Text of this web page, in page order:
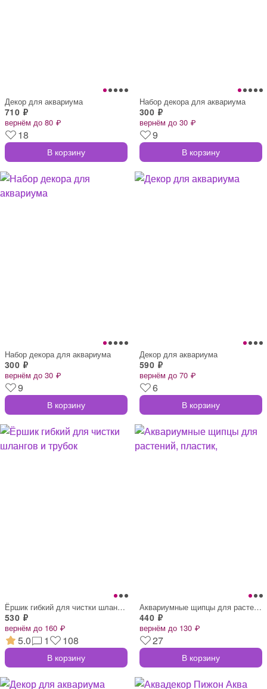
Декор для аквариума
710 ₽
вернём до 80 ₽
18
В корзину
Набор декора для аквариума
300 ₽
вернём до 30 ₽
9
В корзину
Набор декора для аквариума
300 ₽
вернём до 30 ₽
9
В корзину
Декор для аквариума
590 ₽
вернём до 70 ₽
6
В корзину
Ёршик гибкий для чистки шлангов и трубок
530 ₽
вернём до 160 ₽
5.0 1 108
В корзину
Аквариумные щипцы для растений, пластик,
440 ₽
вернём до 130 ₽
27
В корзину